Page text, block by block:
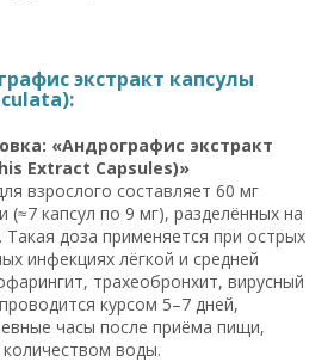
экстракт капсулы
«Андрографис экстракт
Extract Capsules)»
взрослого составляет 60 мг
(≈7 капсул по 9 мг), разделённых на
доза применяется при острых
инфекциях лёгкой и средней
трахеобронхит, вирусный
курсом 5–7 дней,
часы после приёма пищи,
воды.